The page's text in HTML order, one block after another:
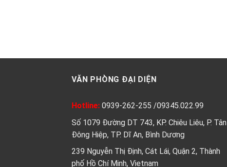
VĂN PHÒNG ĐẠI DIỆN
Hotline: 0939-262-255 /09345.022.99
Số 1079 Đường DT 743, KP. Chiêu Liêu, P. Tân
Đông Hiệp, TP. Dĩ An, Bình Dương
239 Nguyễn Thị Định, Cát Lái, Quận 2, Thành
phố Hồ Chí Minh, Vietnam